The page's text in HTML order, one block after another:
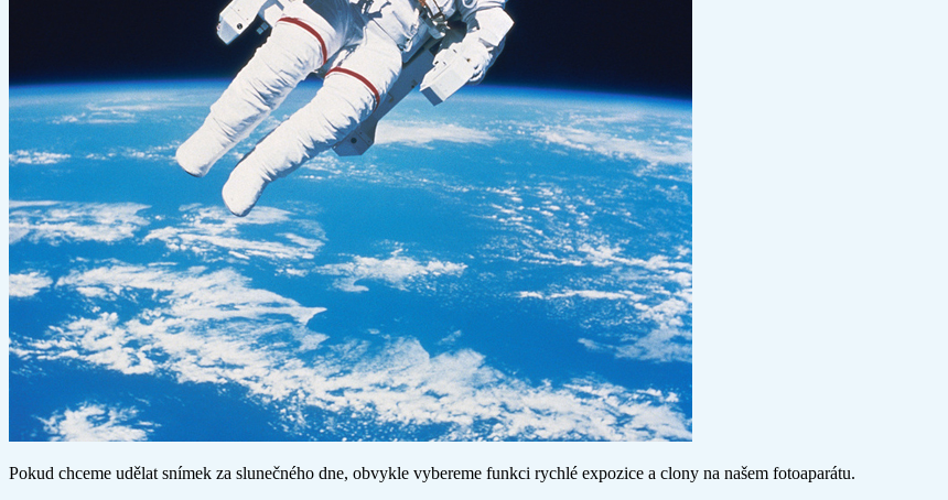
Pokud chceme udělat snímek za slunečného dne, obvykle vybereme funkci rychlé expozice a clony na našem fotoaparátu.